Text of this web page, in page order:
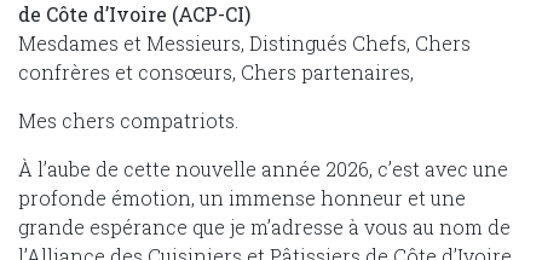
de Côte d’Ivoire (ACP-CI)
Mesdames et Messieurs, Distingués Chefs, Chers
confrères et consœurs, Chers partenaires,
Mes chers compatriots.
À l’aube de cette nouvelle année 2026, c’est avec une
profonde émotion, un immense honneur et une
grande espérance que je m’adresse à vous au nom de